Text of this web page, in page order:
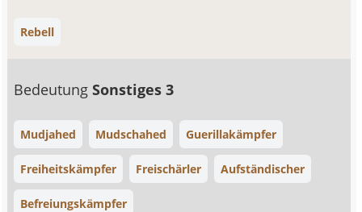
Rebell
BedeutungSonstiges 3
Mudjahed Mudschahed Guerillakämpfer
Freiheitskämpfer Freischärler Aufständischer
Befreiungskämpfer